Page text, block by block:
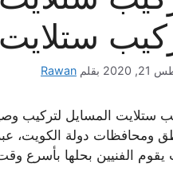
2020 بقلم Rawan
ستلايت المسايل لتركيب
ومحافظات دولة الكويت،
الفنيين بحلها بأسرع